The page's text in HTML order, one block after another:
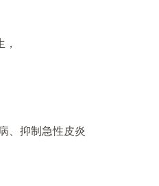
、抑制急性皮炎